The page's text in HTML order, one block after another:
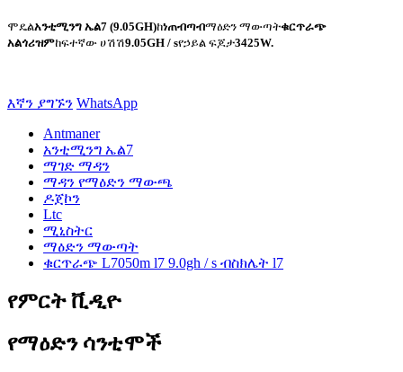
ሞዴልአንቲሚንግ ኤል7 (9.05GH)ከነጠብጣብማዕድን ማውጣትቁርጥራጭ
አልጎሪዝምከፍተኛው ሀሽሽ9.05GH / sየኃይል ፍጆታ3425W.
እኛን ያግኙን WhatsApp
Antmaner
አንቲሚንግ ኤል7
ማገድ ማዳን
ማዳን የማዕድን ማውጫ
ዶጀኮን
Ltc
ሚኒስትር
ማዕድን ማውጣት
ቁርጥራጭ L7050m l7 9.0gh / s ብስክሌት l7
የምርት ቪዲዮ
የማዕድን ሳንቲሞች